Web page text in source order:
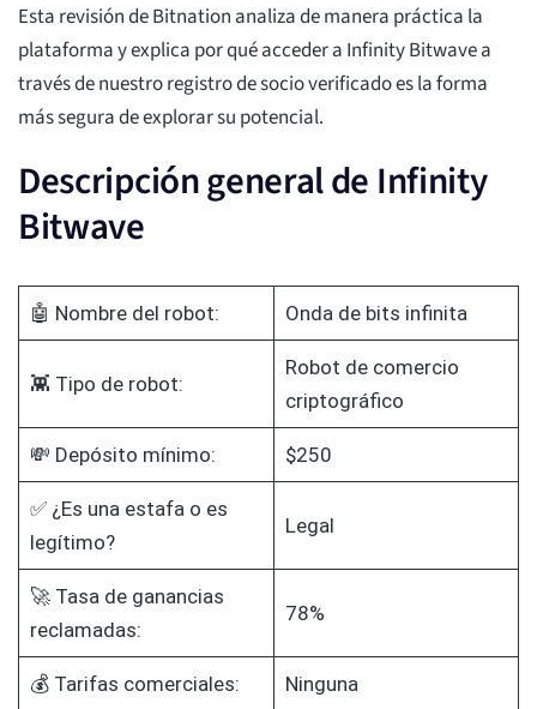
Esta revisión de Bitnation analiza de manera práctica la
plataforma y explica por qué acceder a Infinity Bitwave a
través de nuestro registro de socio verificado es la forma
más segura de explorar su potencial.
Descripción general de Infinity
Bitwave
🤖 Nombre del robot: Onda de bits infinita
👾 Tipo de robot:
Robot de comercio
criptográfico
💸 Depósito mínimo: $250
✅ ¿Es una estafa o es
legítimo?
Legal
🚀 Tasa de ganancias
reclamadas:
78%
💰 Tarifas comerciales: Ninguna